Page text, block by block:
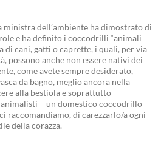
ministra dell’ambiente ha dimostrato di
e ha definito i coccodrilli “animali
di cani, gatti o caprette, i quali, per via
possono anche non essere nativi dei
come avete sempre desiderato,
da bagno, meglio ancora nella
alla bestiola e soprattutto
– un domestico coccodrillo
raccomandiamo, di carezzarlo/a ogni
della corazza.